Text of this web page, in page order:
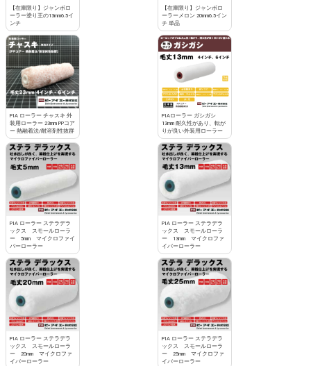
【在庫限り】ジャンボロ
ーラー塗り王の13mm6.5イ
ンチ
【在庫限り】ジャンボロ
ーラーメロン 20mm6.5イン
チ 単品
PIA ローラー チャスキ 外
装用ローラー 23mm PPコア
ー 熱融着法/耐溶剤性抜群
PIAローラー ガシガシ
13mm 耐久性があり、転が
りが良い外装用ローラー
PIA ローラー ステラデラ
ックス スモールローラ
ー 5mm マイクロファイ
バーローラー
PIA ローラー ステラデラ
ックス スモールローラ
ー 13mm マイクロファ
イバーローラー
PIA ローラー ステラデラ
ックス スモールローラ
ー 20mm マイクロファ
イバーローラー
PIA ローラー ステラデラ
ックス スモールローラ
ー 25mm マイクロファ
イバーローラー